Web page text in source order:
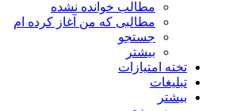
مطالب خوانده نشده
مطالبی که من آغاز کرده ام
جستجو
بیشتر
تخته امتیازات
تبلیغات
بیشتر